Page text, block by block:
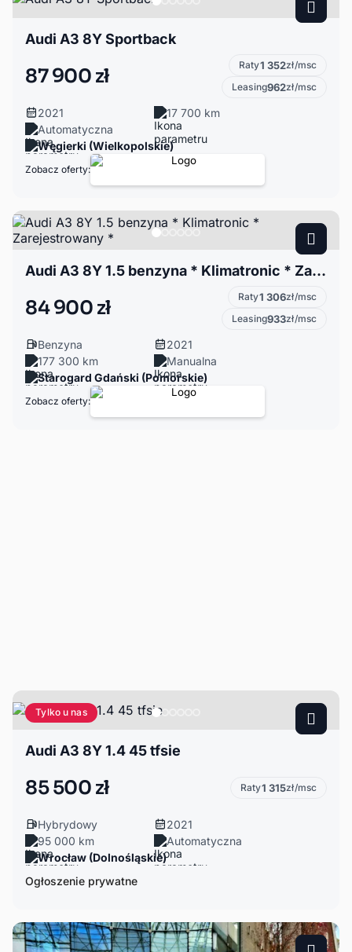
Audi A3 8Y Sportback
87 900 zł Raty1 352zł/msc
Leasing962zł/msc
2021
17 700 km
Automatyczna
Węgierki (Wielkopolskie)
Zobacz oferty:
Audi A3 8Y 1.5 benzyna * Klimatronic * Zarejestrowany *
84 900 zł Raty1 306zł/msc
Leasing933zł/msc
Benzyna
2021
177 300 km
Manualna
Starogard Gdański (Pomorskie)
Zobacz oferty:
Tylko u nas
Audi A3 8Y 1.4 45 tfsie
85 500 zł Raty1 315zł/msc
Hybrydowy
2021
95 000 km
Automatyczna
Wrocław (Dolnośląskie)
Ogłoszenie prywatne